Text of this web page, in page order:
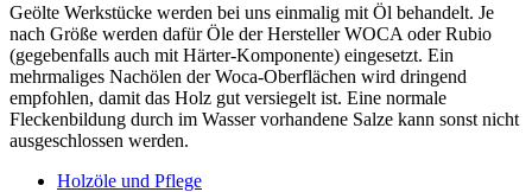
Geölte Werkstücke werden bei uns einmalig mit Öl behandelt. Je
nach Größe werden dafür Öle der Hersteller WOCA oder Rubio
(gegebenfalls auch mit Härter-Komponente) eingesetzt. Ein
mehrmaliges Nachölen der Woca-Oberflächen wird dringend
empfohlen, damit das Holz gut versiegelt ist. Eine normale
Fleckenbildung durch im Wasser vorhandene Salze kann sonst nicht
ausgeschlossen werden.
Holzöle und Pflege